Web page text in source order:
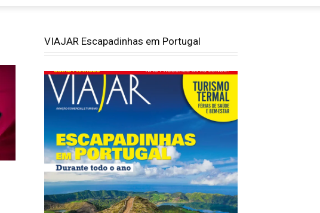
VIAJAR Escapadinhas em Portugal